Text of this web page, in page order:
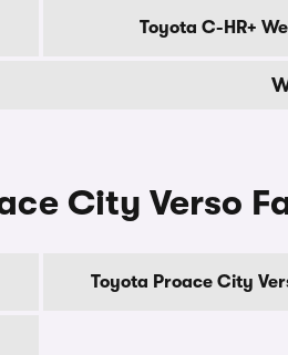
Toyota C-HR+
City Verso
Toyota Proace City